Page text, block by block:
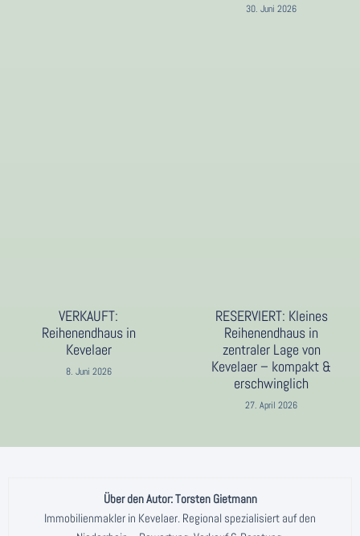
30. Juni 2026
VERKAUFT:
Reihenendhaus in
Kevelaer
8. Juni 2026
RESERVIERT: Kleines
Reihenendhaus in
zentraler Lage von
Kevelaer – kompakt &
erschwinglich
27. April 2026
Über den Autor: Torsten Gietmann
Immobilienmakler in Kevelaer. Regional spezialisiert auf den